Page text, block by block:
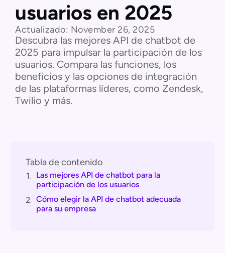
usuarios en 2025
Actualizado: November 26, 2025
Descubra las mejores API de chatbot de
2025 para impulsar la participación de los
usuarios. Compara las funciones, los
beneficios y las opciones de integración
de las plataformas líderes, como Zendesk,
Twilio y más.
Tabla de contenido
1. Las mejores API de chatbot para la
participación de los usuarios
2. Cómo elegir la API de chatbot adecuada
para su empresa